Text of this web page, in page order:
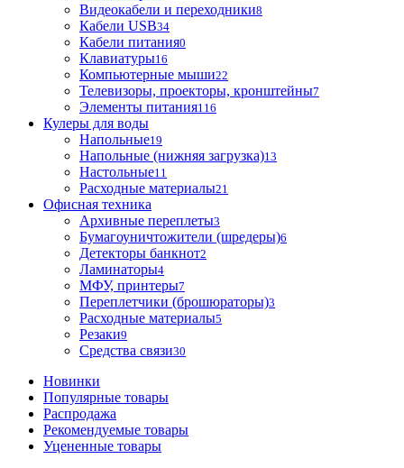
Видеокабели и переходники8
Кабели USB34
Кабели питания0
Клавиатуры16
Компьютерные мыши22
Телевизоры, проекторы, кронштейны7
Элементы питания116
Кулеры для воды
Напольные19
Напольные (нижняя загрузка)13
Настольные11
Расходные материалы21
Офисная техника
Архивные переплеты3
Бумагоуничтожители (шредеры)6
Детекторы банкнот2
Ламинаторы4
МФУ, принтеры7
Переплетчики (брошюраторы)3
Расходные материалы5
Резаки9
Средства связи30
Новинки
Популярные товары
Распродажа
Рекомендуемые товары
Уцененные товары